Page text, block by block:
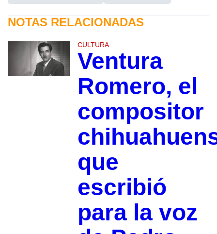
NOTAS RELACIONADAS
CULTURA
Ventura
Romero, el
compositor
que
escribió
para la voz